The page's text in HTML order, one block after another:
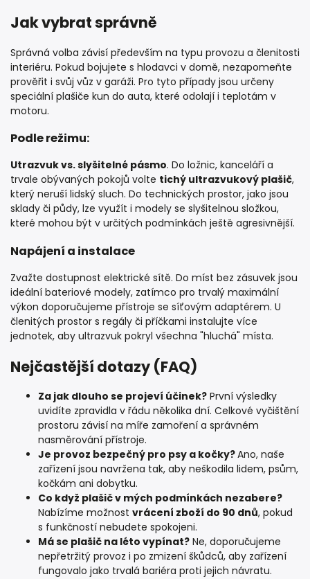
Jak vybrat správně
Správná volba závisí především na typu provozu a členitosti
interiéru. Pokud bojujete s hlodavci v domě, nezapomeňte
prověřit i svůj vůz v garáži. Pro tyto případy jsou určeny
speciální plašiče kun do auta, které odolají i teplotám v
motoru.
Podle režimu:
Utrazvuk vs. slyšitelné pásmo. Do ložnic, kanceláří a
trvale obývaných pokojů volte tichý ultrazvukový plašič,
který neruší lidský sluch. Do technických prostor, jako jsou
sklady či půdy, lze využít i modely se slyšitelnou složkou,
které mohou být v určitých podmínkách ještě agresivnější.
Napájení a instalace
Zvažte dostupnost elektrické sítě. Do míst bez zásuvek jsou
ideální bateriové modely, zatímco pro trvalý maximální
výkon doporučujeme přístroje se síťovým adaptérem. U
členitých prostor s regály či příčkami instalujte více
jednotek, aby ultrazvuk pokryl všechna "hluchá" místa.
Nejčastější dotazy (FAQ)
Za jak dlouho se projeví účinek? První výsledky
uvidíte zpravidla v řádu několika dní. Celkové vyčištění
prostoru závisí na míře zamoření a správném
nasměrování přístroje.
Je provoz bezpečný pro psy a kočky?Ano, naše
zařízení jsou navržena tak, aby neškodila lidem, psům,
kočkám ani dobytku.
Co když plašič v mých podmínkách nezabere?
Nabízíme možnost vrácení zboží do 90 dnů, pokud
s funkčností nebudete spokojeni.
Má se plašič na léto vypínat? Ne, doporučujeme
nepřetržitý provoz i po zmizení škůdců, aby zařízení
fungovalo jako trvalá bariéra proti jejich návratu.